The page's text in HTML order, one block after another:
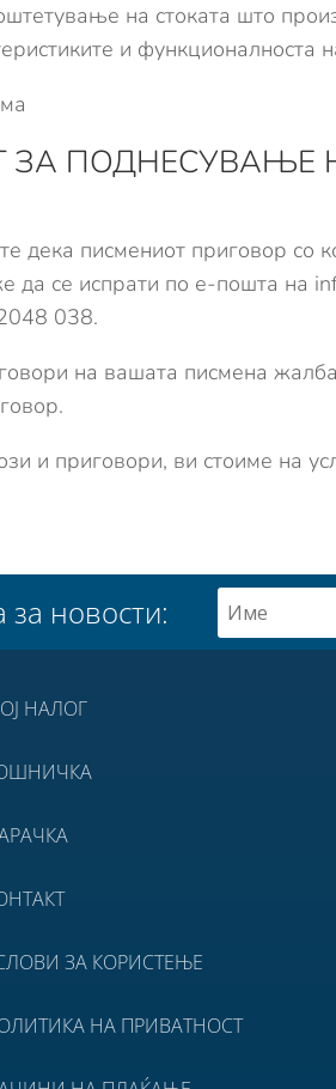
на стоката што
и функционалноста
ЗА ПОДНЕСУВАЊЕ
писмениот приговор со
да се испрати по е-пошта на
038.
на вашата писмена
и приговори, ви стоиме на
за новости:
НАЛОГ
ЗА КОРИСТЕЊЕ
НА ПРИВАТНОСТ